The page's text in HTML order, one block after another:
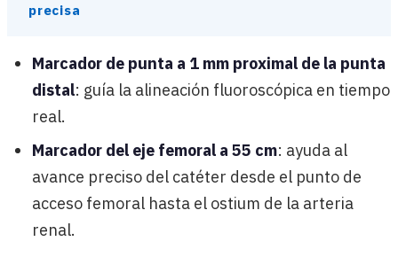
precisa
Marcador de punta a 1 mm proximal de la punta
distal: guía la alineación fluoroscópica en tiempo
real.
Marcador del eje femoral a 55 cm: ayuda al
avance preciso del catéter desde el punto de
acceso femoral hasta el ostium de la arteria
renal.